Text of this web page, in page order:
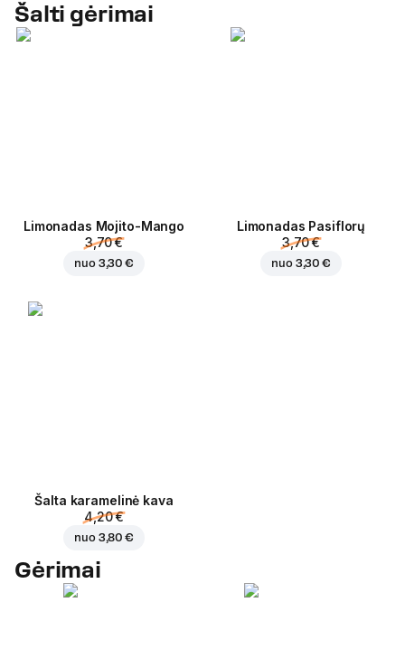
Šalti gėrimai
Limonadas Mojito-Mango
3,70 €
nuo 3,30 €
Limonadas Pasiflorų
3,70 €
nuo 3,30 €
Šalta karamelinė kava
4,20 €
nuo 3,80 €
Gėrimai